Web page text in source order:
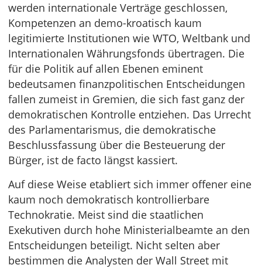
werden internationale Verträge geschlossen,
Kompetenzen an demo-kroatisch kaum
legitimierte Institutionen wie WTO, Weltbank und
Internationalen Währungsfonds übertragen. Die
für die Politik auf allen Ebenen eminent
bedeutsamen finanzpolitischen Entscheidungen
fallen zumeist in Gremien, die sich fast ganz der
demokratischen Kontrolle entziehen. Das Urrecht
des Parlamentarismus, die demokratische
Beschlussfassung über die Besteuerung der
Bürger, ist de facto längst kassiert.
Auf diese Weise etabliert sich immer offener eine
kaum noch demokratisch kontrollierbare
Technokratie. Meist sind die staatlichen
Exekutiven durch hohe Ministerialbeamte an den
Entscheidungen beteiligt. Nicht selten aber
bestimmen die Analysten der Wall Street mit